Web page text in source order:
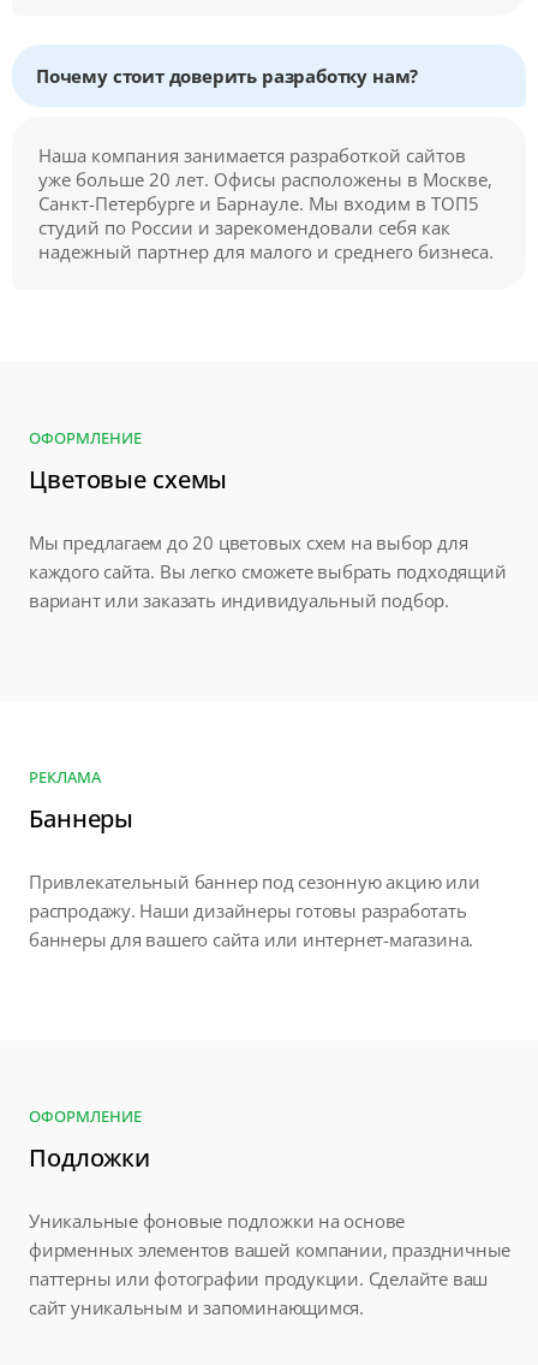
Почему стоит доверить разработку нам?
Наша компания занимается разработкой сайтов
уже больше 20 лет. Офисы расположены в Москве,
Санкт-Петербурге и Барнауле. Мы входим в ТОП5
студий по России и зарекомендовали себя как
надежный партнер для малого и среднего бизнеса.
ОФОРМЛЕНИЕ
Цветовые схемы
Мы предлагаем до 20 цветовых схем на выбор для
каждого сайта. Вы легко сможете выбрать подходящий
вариант или заказать индивидуальный подбор.
РЕКЛАМА
Баннеры
Привлекательный баннер под сезонную акцию или
распродажу. Наши дизайнеры готовы разработать
баннеры для вашего сайта или интернет-магазина.
ОФОРМЛЕНИЕ
Подложки
Уникальные фоновые подложки на основе
фирменных элементов вашей компании, праздничные
паттерны или фотографии продукции. Сделайте ваш
сайт уникальным и запоминающимся.